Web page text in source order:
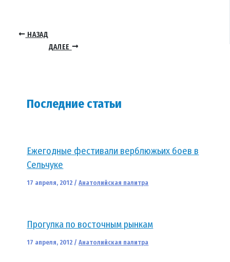
НАЗАД
ДАЛЕЕ
Последние статьи
Ежегодные фестивали верблюжьих боев в
Сельчуке
17 апреля, 2012 /Анатолийская палитра
Прогулка по восточным рынкам
17 апреля, 2012 /Анатолийская палитра